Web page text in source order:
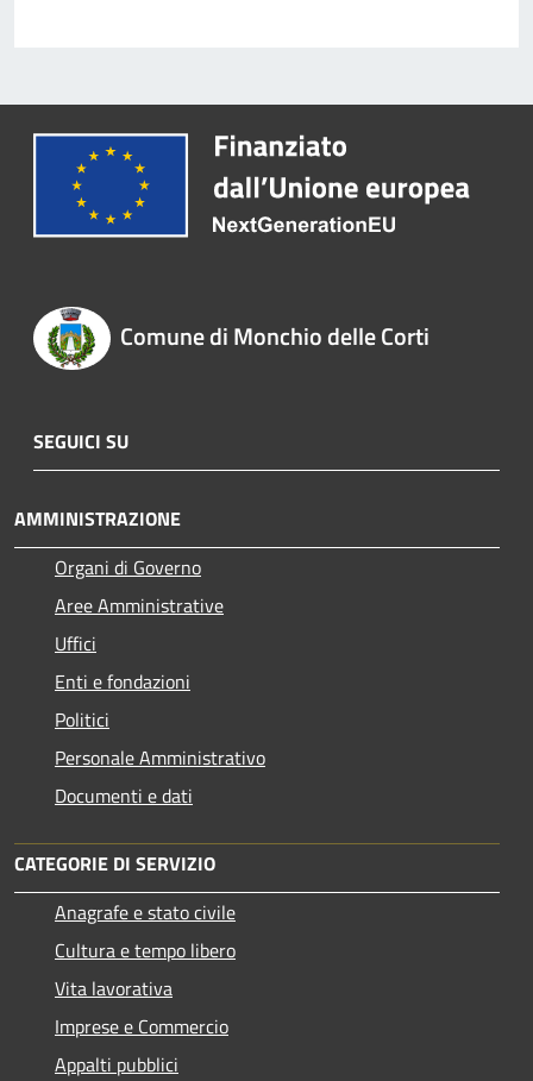
Comune di Monchio delle Corti
SEGUICI SU
AMMINISTRAZIONE
Organi di Governo
Aree Amministrative
Uffici
Enti e fondazioni
Politici
Personale Amministrativo
Documenti e dati
CATEGORIE DI SERVIZIO
Anagrafe e stato civile
Cultura e tempo libero
Vita lavorativa
Imprese e Commercio
Appalti pubblici